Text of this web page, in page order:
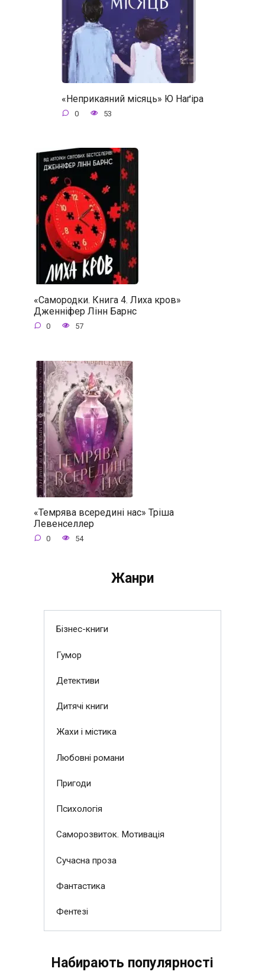
«Неприкаяний місяць» Ю Наґіра
0 53
«Самородки. Книга 4. Лиха кров»
Дженніфер Лінн Барнс
0 57
«Темрява всередині нас» Тріша
Левенселлер
0 54
Жанри
Бізнес-книги
Гумор
Детективи
Дитячі книги
Жахи і містика
Любовні романи
Пригоди
Психологія
Саморозвиток. Мотивація
Сучасна проза
Фантастика
Фентезі
Набирають популярності